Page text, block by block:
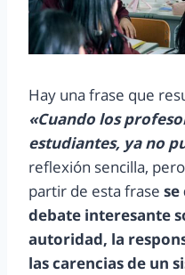
Hay una frase que
«Cuando los
estudiantes, ya no
reflexión sencilla,
partir de esta frase se
debate interesante
autoridad, la
las carencias de un